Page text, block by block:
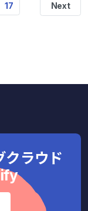
17 Next
クラウド